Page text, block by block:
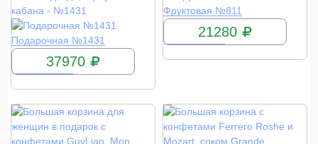
Подарочная №1431
КУПИТЬ
37970
Фруктовая №811
КУПИТЬ
21280